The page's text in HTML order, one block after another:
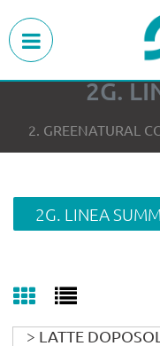
2G.
2. GREENATURAL
2G. LINEA
> LATTE